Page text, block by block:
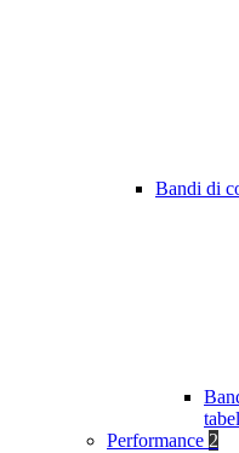
Bandi di
Performance 2